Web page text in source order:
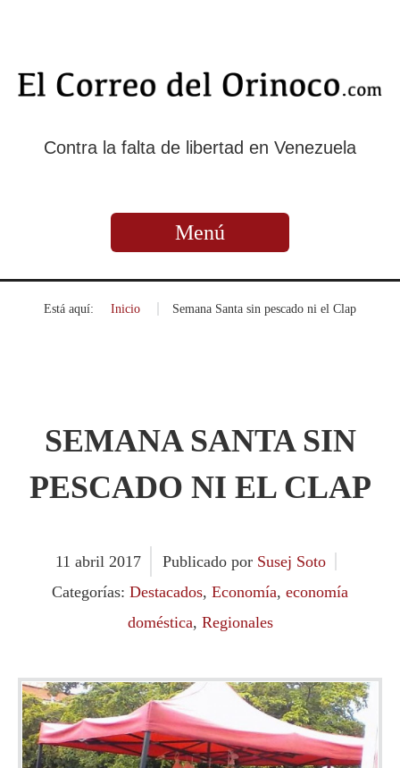
Contra la falta de libertad en Venezuela
Menú
Está aquí: Inicio Semana Santa sin pescado ni el Clap
SEMANA SANTA SIN
PESCADO NI EL CLAP
11 abril 2017 Publicado por Susej Soto
Categorías: Destacados, Economía, economía
doméstica, Regionales